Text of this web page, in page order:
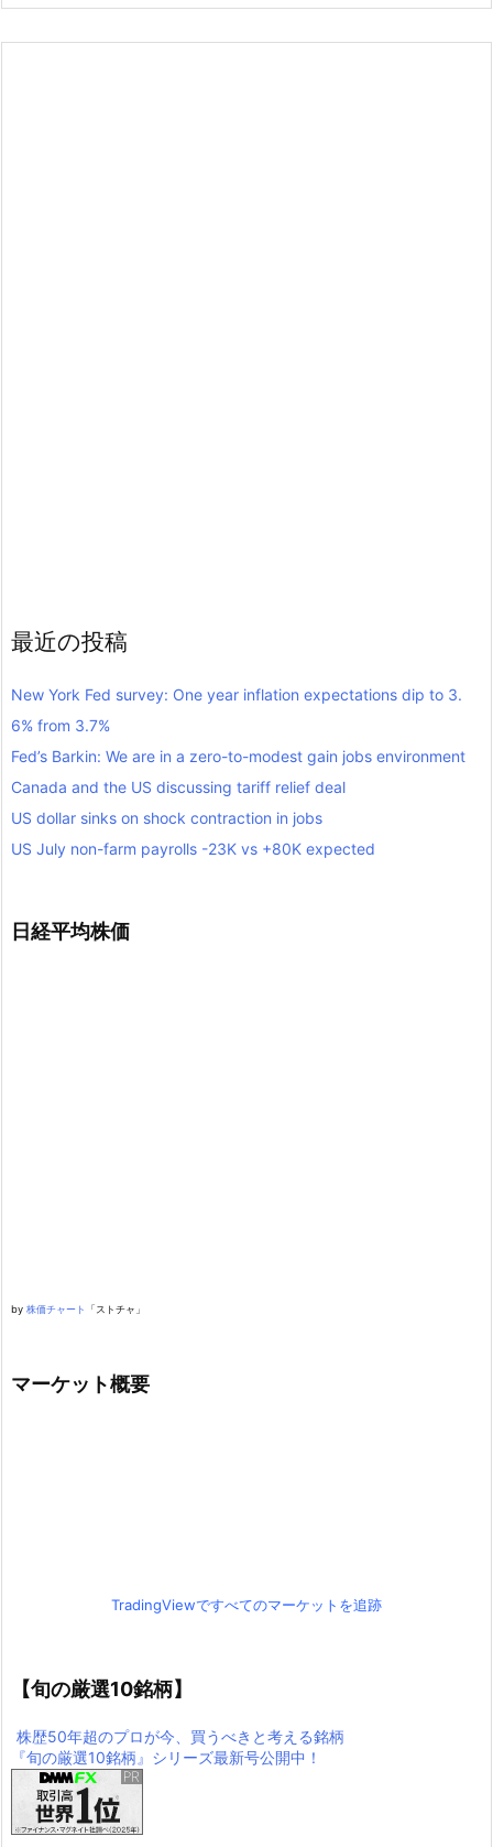
最近の投稿
New York Fed survey: One year inflation expectations dip to 3.
6% from 3.7%
Fed’s Barkin: We are in a zero-to-modest gain jobs environment
Canada and the US discussing tariff relief deal
US dollar sinks on shock contraction in jobs
US July non-farm payrolls -23K vs +80K expected
日経平均株価
by 株価チャート 「ストチャ」
マーケット概要
TradingViewですべてのマーケットを追跡
【旬の厳選10銘柄】
株歴50年超のプロが今、買うべきと考える銘柄
『旬の厳選10銘柄』シリーズ最新号公開中！